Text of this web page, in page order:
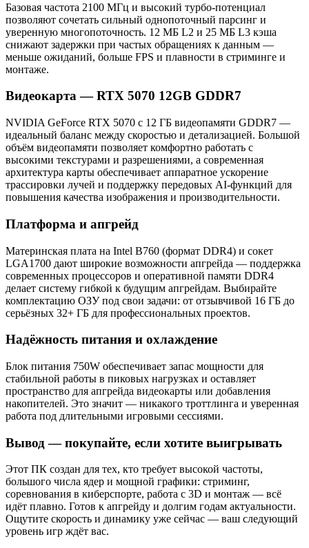
Базовая частота 2100 МГц и высокий турбо‑потенциал
позволяют сочетать сильный однопоточный парсинг и
уверенную многопоточность. 12 МБ L2 и 25 МБ L3 кэша
снижают задержки при частых обращениях к данным —
меньше ожиданий, больше FPS и плавности в стриминге и
монтаже.
Видеокарта — RTX 5070 12GB GDDR7
NVIDIA GeForce RTX 5070 с 12 ГБ видеопамяти GDDR7 —
идеальный баланс между скоростью и детализацией. Большой
объём видеопамяти позволяет комфортно работать с
высокими текстурами и разрешениями, а современная
архитектура карты обеспечивает аппаратное ускорение
трассировки лучей и поддержку передовых AI‑функций для
повышения качества изображения и производительности.
Платформа и апгрейд
Материнская плата на Intel B760 (формат DDR4) и сокет
LGA1700 дают широкие возможности апгрейда — поддержка
современных процессоров и оперативной памяти DDR4
делает систему гибкой к будущим апгрейдам. Выбирайте
комплектацию ОЗУ под свои задачи: от отзывчивой 16 ГБ до
серьёзных 32+ ГБ для профессиональных проектов.
Надёжность питания и охлаждение
Блок питания 750W обеспечивает запас мощности для
стабильной работы в пиковых нагрузках и оставляет
пространство для апгрейда видеокарты или добавления
накопителей. Это значит — никакого троттлинга и уверенная
работа под длительными игровыми сессиями.
Вывод — покупайте, если хотите выигрывать
Этот ПК создан для тех, кто требует высокой частоты,
большого числа ядер и мощной графики: стриминг,
соревнования в киберспорте, работа с 3D и монтаж — всё
идёт плавно. Готов к апгрейду и долгим годам актуальности.
Ощутите скорость и динамику уже сейчас — ваш следующий
уровень игр ждёт вас.